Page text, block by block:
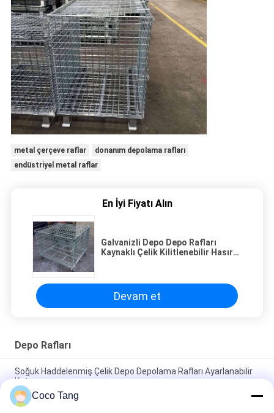
metal çerçeve raflar
donanım depolama rafları
endüstriyel metal raflar
En İyi Fiyatı Alın
Galvanizli Depo Depo Rafları
Kaynaklı Çelik Kilitlenebilir Hasır
Devam et
Depo Rafları
Soğuk Haddelenmiş Çelik Depo Depolama Rafları Ayarlanabilir
Katman
ISO9001 ISO2015 SGS Depo Raflı İstiflenebilir Depolama
Coco Tang